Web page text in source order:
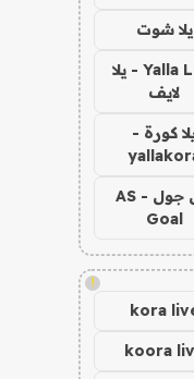
يلا شوت
Yalla Live - يلا
لايف
كورة -
اس جول - AS
Goal
!
kora
koora